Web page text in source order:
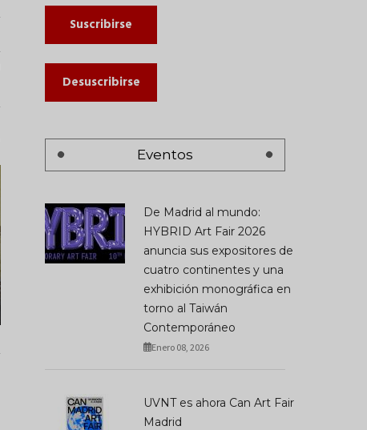
JUSTQRO: Querétaro
Entra En El Circuito
Internacional Del Arte
Una Sinagoga Flota
Venecia: La Obra
Que Convierte El
Desarraigo En Luz
JULIO 20, 2026
Suscribirse
Desuscribirse
Eventos
De Madrid al mundo:
HYBRID Art Fair 2026
anuncia sus expositores de
cuatro continentes y una
exhibición monográfica en
torno al Taiwán
Contemporáneo
Enero 08, 2026
UVNT es ahora Can Art Fair
Madrid